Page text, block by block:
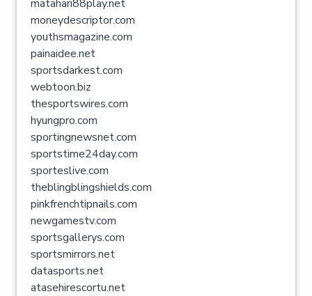
matahari88play.net
moneydescriptor.com
youthsmagazine.com
painaidee.net
sportsdarkest.com
webtoon.biz
thesportswires.com
hyungpro.com
sportingnewsnet.com
sportstime24day.com
sporteslive.com
theblingblingshields.com
pinkfrenchtipnails.com
newgamestv.com
sportsgallerys.com
sportsmirrors.net
datasports.net
atasehirescortu.net